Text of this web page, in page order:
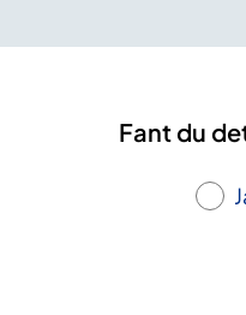
Fant du